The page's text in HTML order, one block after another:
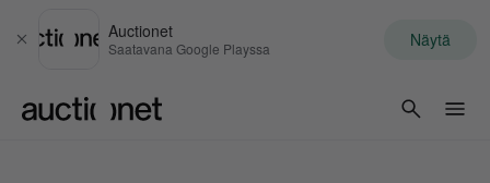
Sulje
Auctionet
Saatavana Google Playssa Näytä